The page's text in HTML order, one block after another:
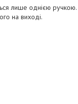
лише однією ручкою.
на виході.